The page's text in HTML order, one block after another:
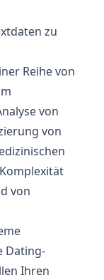
zu
Reihe von
von
von
von
Dating-
Ihren